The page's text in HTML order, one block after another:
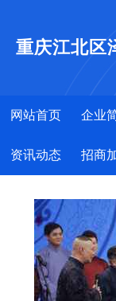
重庆江北区
网站首页 企业
资讯动态 招商